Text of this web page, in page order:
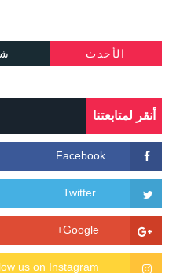
الأحدث
أنقر لمتابعتنا